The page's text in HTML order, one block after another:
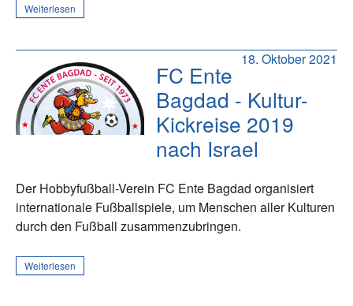
Weiterlesen
18. Oktober 2021
FC Ente
Bagdad - Kultur-
Kickreise 2019
nach Israel
Der Hobbyfußball-Verein FC Ente Bagdad organisiert
internationale Fußballspiele, um Menschen aller Kulturen
durch den Fußball zusammenzubringen.
Weiterlesen